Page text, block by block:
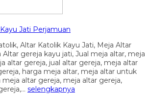
Jati Perjamuan
Altar Katolik Kayu Jati, Meja Altar
Altar gereja kayu jati, Jual meja altar, meja
altar gereja, jual altar gereja, meja altar
harga meja altar, meja altar untuk
altar gereja, meja altar gereja,
selengkapnya